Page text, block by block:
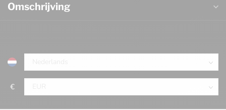
Omschrijving
€